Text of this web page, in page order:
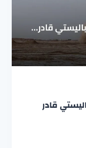
قادر